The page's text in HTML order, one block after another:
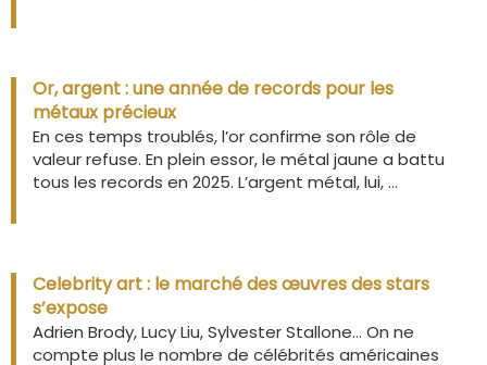
Or, argent : une année de records pour les
métaux précieux
En ces temps troublés, l’or confirme son rôle de
valeur refuse. En plein essor, le métal jaune a battu
tous les records en 2025. L’argent métal, lui, ...
Celebrity art : le marché des œuvres des stars
s’expose
Adrien Brody, Lucy Liu, Sylvester Stallone… On ne
compte plus le nombre de célébrités américaines